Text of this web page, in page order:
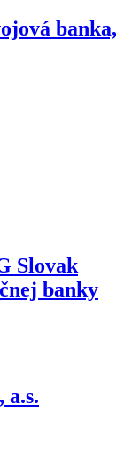
banka,
Slovak
banky
a.s.